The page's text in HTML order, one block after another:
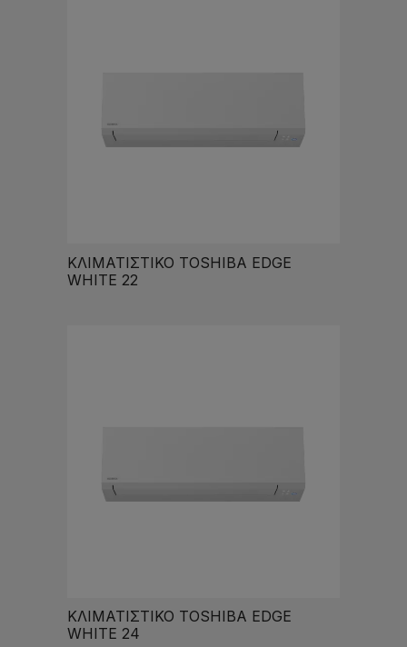
ΚΛΙΜΑΤΙΣΤΙΚΟ TOSHIBA EDGE
WHITE 22
ΚΛΙΜΑΤΙΣΤΙΚΟ TOSHIBA EDGE
WHITE 24